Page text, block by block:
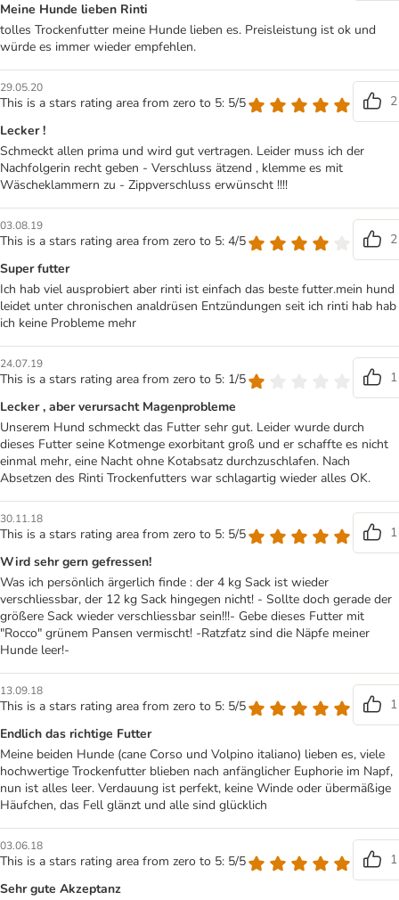
Meine Hunde lieben Rinti
tolles Trockenfutter meine Hunde lieben es. Preisleistung ist ok und
würde es immer wieder empfehlen.
29.05.20
This is a stars rating area from zero to 5: 5/5
2
Lecker !
Schmeckt allen prima und wird gut vertragen. Leider muss ich der
Nachfolgerin recht geben - Verschluss ätzend , klemme es mit
Wäscheklammern zu - Zippverschluss erwünscht !!!!
03.08.19
This is a stars rating area from zero to 5: 4/5
2
Super futter
Ich hab viel ausprobiert aber rinti ist einfach das beste futter.mein hund
leidet unter chronischen analdrüsen Entzündungen seit ich rinti hab hab
ich keine Probleme mehr
24.07.19
This is a stars rating area from zero to 5: 1/5
1
Lecker , aber verursacht Magenprobleme
Unserem Hund schmeckt das Futter sehr gut. Leider wurde durch
dieses Futter seine Kotmenge exorbitant groß und er schaffte es nicht
einmal mehr, eine Nacht ohne Kotabsatz durchzuschlafen. Nach
Absetzen des Rinti Trockenfutters war schlagartig wieder alles OK.
30.11.18
This is a stars rating area from zero to 5: 5/5
1
Wird sehr gern gefressen!
Was ich persönlich ärgerlich finde : der 4 kg Sack ist wieder
verschliessbar, der 12 kg Sack hingegen nicht! - Sollte doch gerade der
größere Sack wieder verschliessbar sein!!!- Gebe dieses Futter mit
"Rocco" grünem Pansen vermischt! -Ratzfatz sind die Näpfe meiner
Hunde leer!-
13.09.18
This is a stars rating area from zero to 5: 5/5
1
Endlich das richtige Futter
Meine beiden Hunde (cane Corso und Volpino italiano) lieben es, viele
hochwertige Trockenfutter blieben nach anfänglicher Euphorie im Napf,
nun ist alles leer. Verdauung ist perfekt, keine Winde oder übermäßige
Häufchen, das Fell glänzt und alle sind glücklich
03.06.18
This is a stars rating area from zero to 5: 5/5
1
Sehr gute Akzeptanz